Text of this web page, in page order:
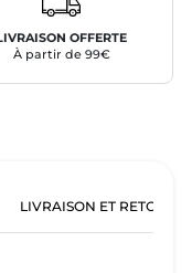
OFFERTE
À partir de 99€
LIVRAISON ET RETOURS